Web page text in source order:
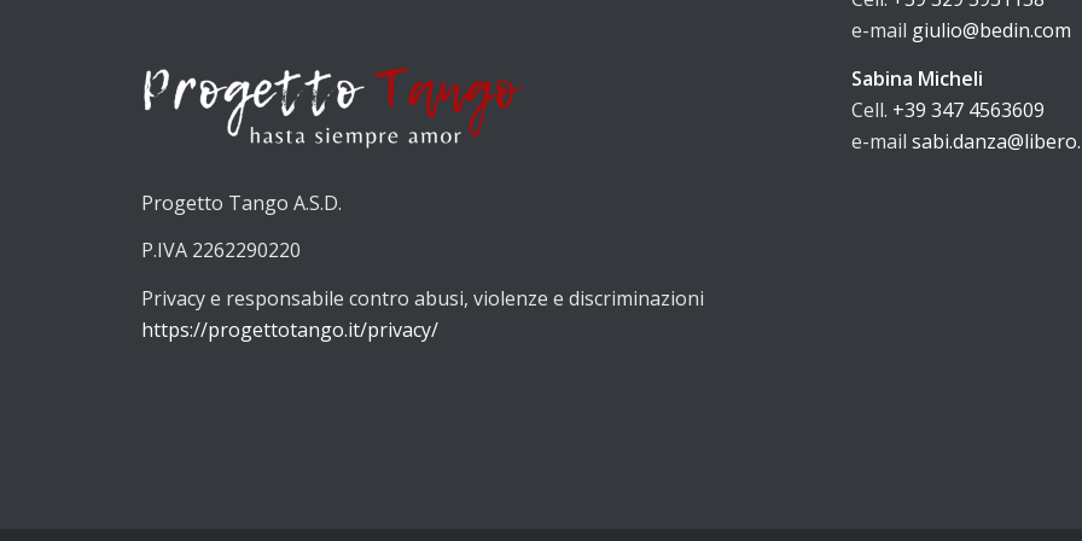
Progetto Tango A.S.D.
P.IVA 2262290220
Privacy e responsabile contro abusi, violenze e discriminazioni
https://progettotango.it/privacy/
e-mail giulio@bedin.com
Sabina Micheli
Cell. +39 347 4563609
e-mail